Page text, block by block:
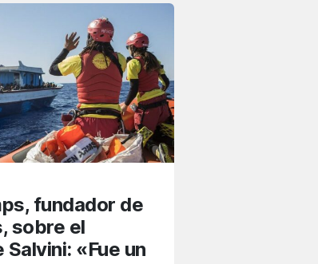
fundador de
sobre el
«Fue un